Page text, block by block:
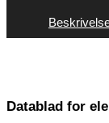
Datablad for